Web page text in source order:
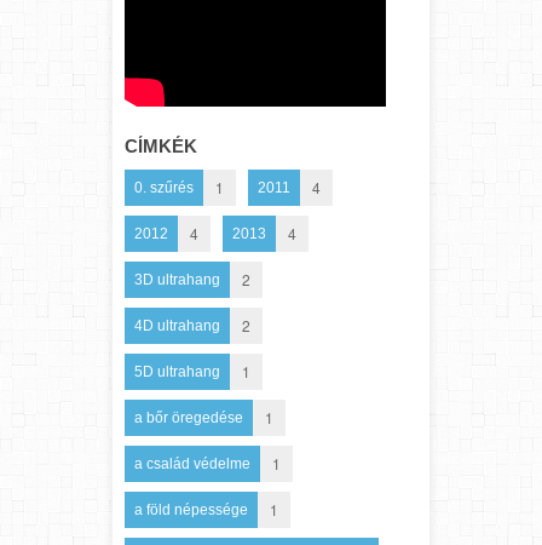
CÍMKÉK
0. szűrés 1 2011 4
2012 4 2013 4
3D ultrahang 2
4D ultrahang 2
5D ultrahang 1
a bőr öregedése 1
a család védelme 1
a föld népessége 1